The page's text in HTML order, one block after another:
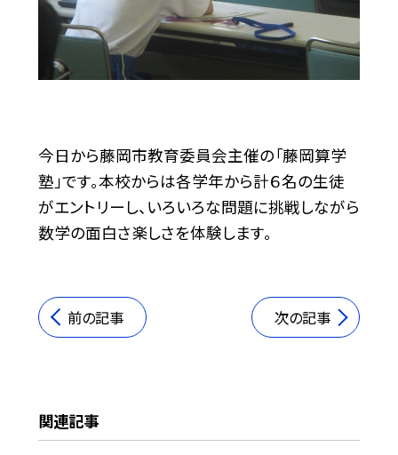
今日から藤岡市教育委員会主催の「藤岡算学
塾」です。本校からは各学年から計６名の生徒
がエントリーし、いろいろな問題に挑戦しながら
数学の面白さ楽しさを体験します。
前の記事 次の記事
関連記事